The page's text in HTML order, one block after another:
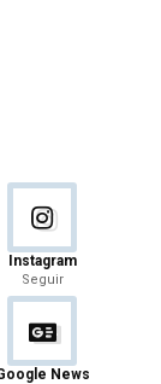
Instagram
Seguir
News